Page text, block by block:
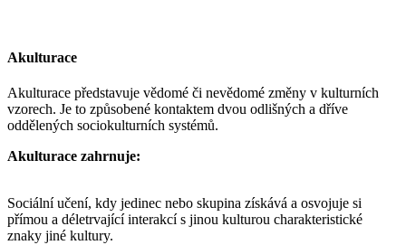
Akulturace
Akulturace představuje vědomé či nevědomé změny v kulturních
vzorech. Je to způsobené kontaktem dvou odlišných a dříve
oddělených sociokulturních systémů.
Akulturace zahrnuje:
Sociální učení, kdy jedinec nebo skupina získává a osvojuje si
přímou a déletrvající interakcí s jinou kulturou charakteristické
znaky jiné kultury.